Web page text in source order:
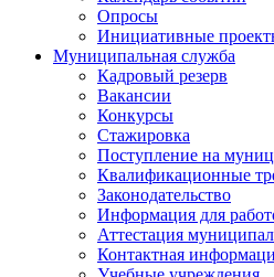
Опросы
Инициативные
Муниципальная служба
Кадровый резерв
Вакансии
Конкурсы
Стажировка
Поступление на
Квалификационные
Законодательство
Информация для
Аттестация
Контактная